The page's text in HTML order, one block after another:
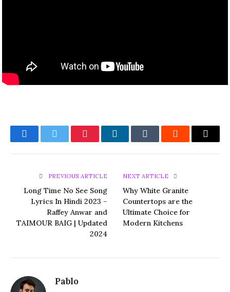
FacebookTwitter PinterestLinkedInTumblr Reddit Email
PREVIOUS ARTICLE
Long Time No See Song
Lyrics In Hindi 2023 –
Raffey Anwar and
TAIMOUR BAIG | Updated
2024
NEXT ARTICLE
Why White Granite
Countertops are the
Ultimate Choice for
Modern Kitchens
Pablo